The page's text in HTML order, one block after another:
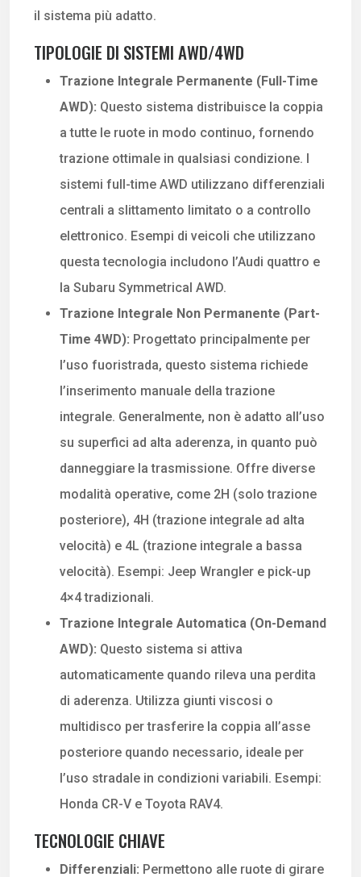
il sistema più adatto.
TIPOLOGIE DI SISTEMI AWD/4WD
Trazione Integrale Permanente (Full-Time
AWD): Questo sistema distribuisce la coppia
a tutte le ruote in modo continuo, fornendo
trazione ottimale in qualsiasi condizione. I
sistemi full-time AWD utilizzano differenziali
centrali a slittamento limitato o a controllo
elettronico. Esempi di veicoli che utilizzano
questa tecnologia includono l’Audi quattro e
la Subaru Symmetrical AWD.
Trazione Integrale Non Permanente (Part-
Time 4WD): Progettato principalmente per
l’uso fuoristrada, questo sistema richiede
l’inserimento manuale della trazione
integrale. Generalmente, non è adatto all’uso
su superfici ad alta aderenza, in quanto può
danneggiare la trasmissione. Offre diverse
modalità operative, come 2H (solo trazione
posteriore), 4H (trazione integrale ad alta
velocità) e 4L (trazione integrale a bassa
velocità). Esempi: Jeep Wrangler e pick-up
4×4 tradizionali.
Trazione Integrale Automatica (On-Demand
AWD): Questo sistema si attiva
automaticamente quando rileva una perdita
di aderenza. Utilizza giunti viscosi o
multidisco per trasferire la coppia all’asse
posteriore quando necessario, ideale per
l’uso stradale in condizioni variabili. Esempi:
Honda CR-V e Toyota RAV4.
TECNOLOGIE CHIAVE
Differenziali: Permettono alle ruote di girare